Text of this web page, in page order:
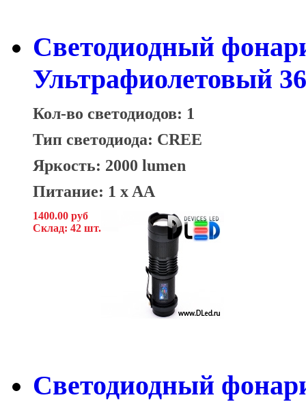
Светодиодный
Ультрафиолетовый
Кол-во светодиодов: 1
Тип светодиода: CREE
Яркость: 2000 lumen
Питание: 1 x AA
1400.00 руб
Склад: 42 шт.
Светодиодный